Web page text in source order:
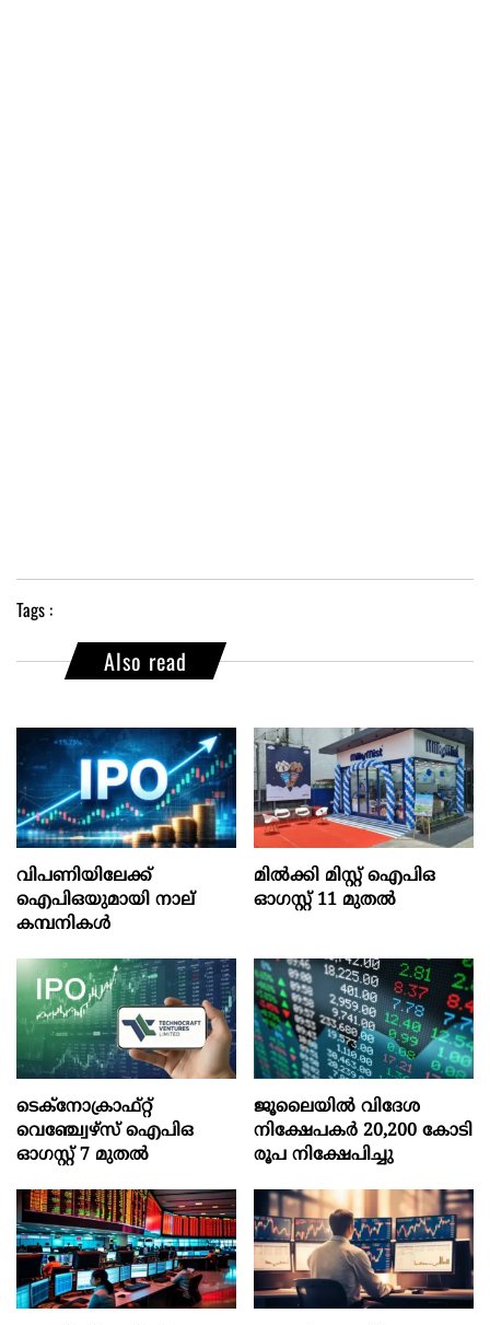
Tags :
Also read
വിപണിയിലേക്ക്
ഐപിഒയുമായി നാല്
കമ്പനികൾ
മില്‍ക്കി മിസ്റ്റ്‌ ഐപിഒ
ഓഗസ്റ്റ്‌ 11 മുതല്‍
ടെക്‌നോക്രാഫ്‌റ്റ്‌
വെഞ്ച്വേഴ്‌സ്‌ ഐപിഒ
ഓഗസ്റ്റ്‌ 7 മുതല്‍
ജൂലൈയില്‍ വിദേശ
നിക്ഷേപകര്‍ 20,200 കോടി
രൂപ നിക്ഷേപിച്ചു